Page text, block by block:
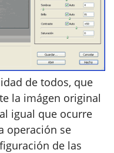
de todos, que
la imágen original
igual que ocurre
operación se
de las